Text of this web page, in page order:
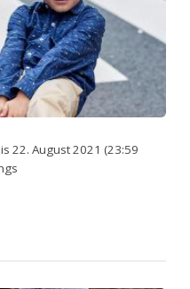
22. August 2021 (23:59